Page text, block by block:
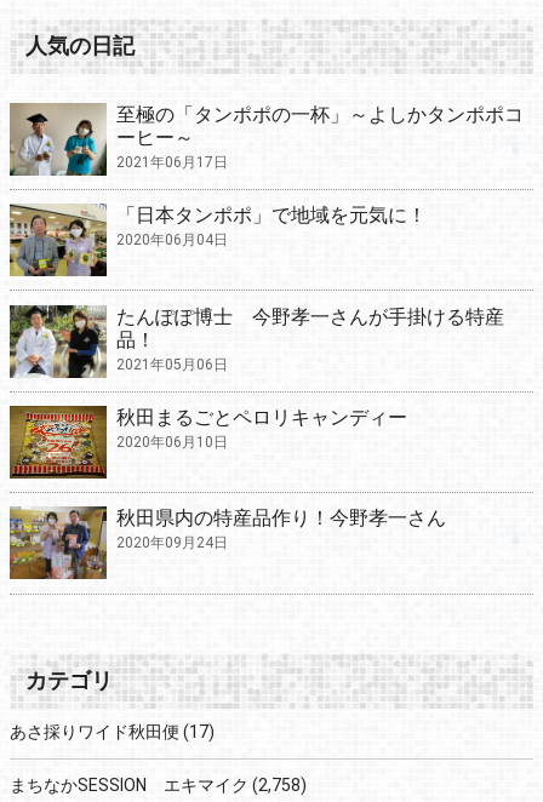
人気の日記
至極の「タンポポの一杯」～よしかタンポポコ
ーヒー～
2021年06月17日
「日本タンポポ」で地域を元気に！
2020年06月04日
たんぽぽ博士 今野孝一さんが手掛ける特産
品！
2021年05月06日
秋田まるごとペロリキャンディー
2020年06月10日
秋田県内の特産品作り！今野孝一さん
2020年09月24日
カテゴリ
あさ採りワイド秋田便 (17)
まちなかSESSION エキマイク (2,758)